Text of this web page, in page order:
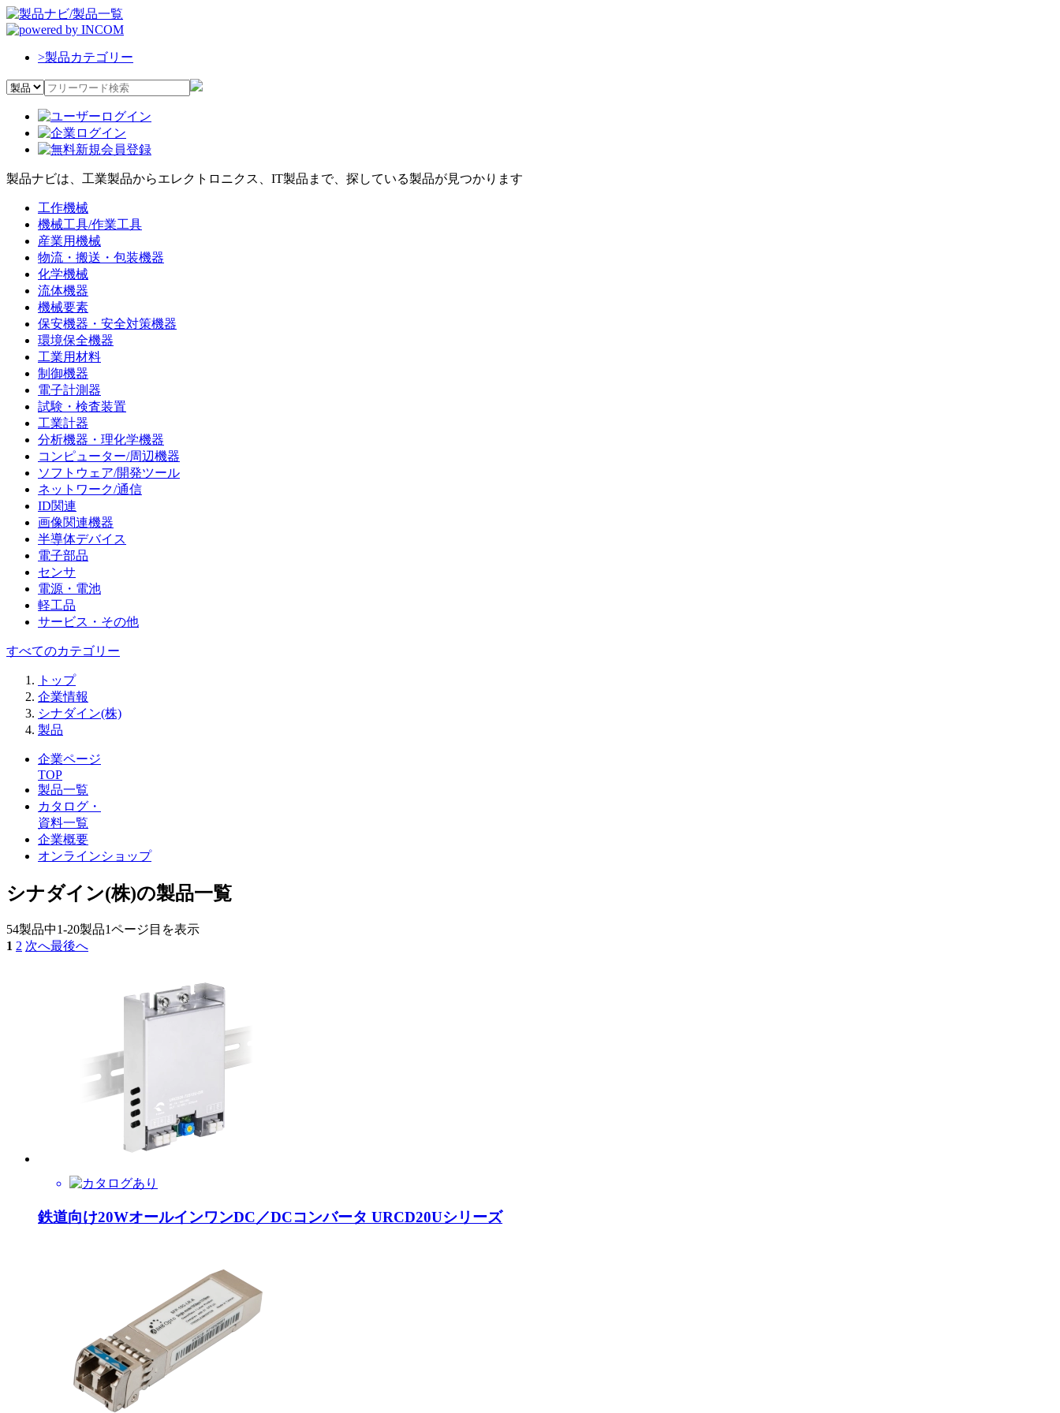
>製品カテゴリー
製品ナビは、工業製品からエレクトロニクス、IT製品まで、探している製品が見つかります
工作機械
機械工具/作業工具
産業用機械
物流・搬送・包装機器
化学機械
流体機器
機械要素
保安機器・安全対策機器
環境保全機器
工業用材料
制御機器
電子計測器
試験・検査装置
工業計器
分析機器・理化学機器
コンピューター/周辺機器
ソフトウェア/開発ツール
ネットワーク/通信
ID関連
画像関連機器
半導体デバイス
電子部品
センサ
電源・電池
軽工品
サービス・その他
すべてのカテゴリー
トップ
企業情報
シナダイン(株)
製品
企業ページ
TOP
製品一覧
カタログ・
資料一覧
企業概要
オンラインショップ
シナダイン(株)の製品一覧
54製品中1-20製品1ページ目を表示
1 2 次へ最後へ
鉄道向け20WオールインワンDC／DCコンバータ URCD20Uシリーズ